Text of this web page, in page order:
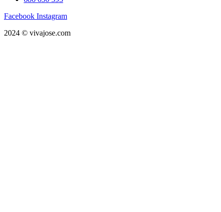
Facebook Instagram
2024 © vivajose.com